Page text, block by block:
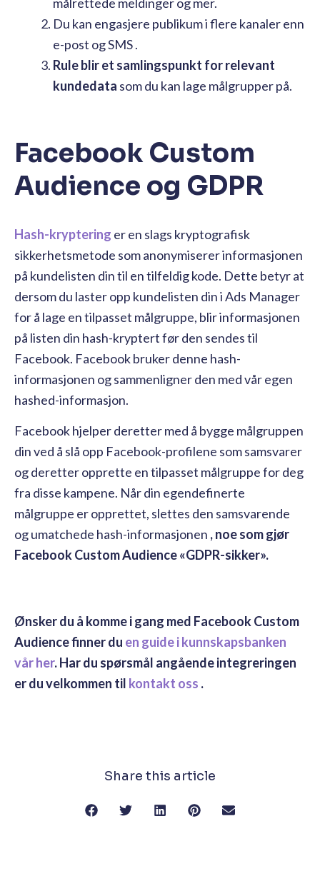
Du kan engasjere publikum i flere kanaler enn
e-post og SMS .
Rule blir et samlingspunkt for relevant
kundedata som du kan lage målgrupper på.
Facebook Custom
Audience og GDPR
Hash-kryptering er en slags kryptografisk
sikkerhetsmetode som anonymiserer informasjonen
på kundelisten din til en tilfeldig kode. Dette betyr at
dersom du laster opp kundelisten din i Ads Manager
for å lage en tilpasset målgruppe, blir informasjonen
på listen din hash-kryptert før den sendes til
Facebook. Facebook bruker denne hash-
informasjonen og sammenligner den med vår egen
hashed-informasjon.
Facebook hjelper deretter med å bygge målgruppen
din ved å slå opp Facebook-profilene som samsvarer
og deretter opprette en tilpasset målgruppe for deg
fra disse kampene. Når din egendefinerte
målgruppe er opprettet, slettes den samsvarende
og umatchede hash-informasjonen , noe som gjør
Facebook Custom Audience «GDPR-sikker».
Ønsker du å komme i gang med Facebook Custom
Audience finner du en guide i kunnskapsbanken
vår her. Har du spørsmål angående integreringen
er du velkommen til kontakt oss .
Share this article